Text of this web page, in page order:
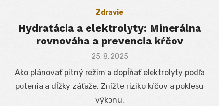
Zdravie
Hydratácia a elektrolyty: Minerálna
rovnováha a prevencia kŕčov
Posted
25. 8. 2025
Ako plánovať pitný režim a dopĺňať elektrolyty podľa
potenia a dĺžky záťaže. Znížte riziko kŕčov a poklesu
výkonu.